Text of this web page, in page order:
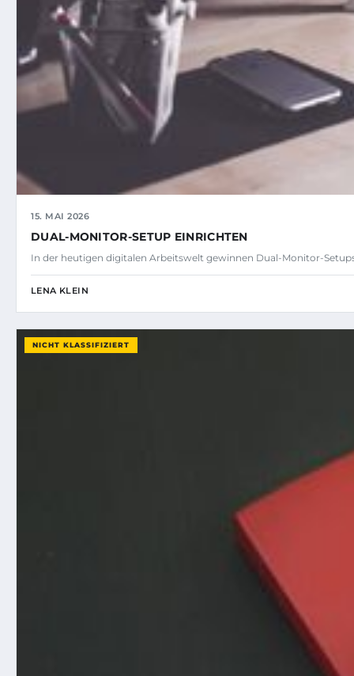
15. MAI 2026
DUAL-MONITOR-SETUP EINRICHTEN
In der heutigen digitalen Arbeitswelt gewinnen Dual-Monitor-
LENA KLEIN
NICHT KLASSIFIZIERT